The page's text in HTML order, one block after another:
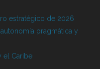
estratégico de 2026
pragmática y
el Caribe